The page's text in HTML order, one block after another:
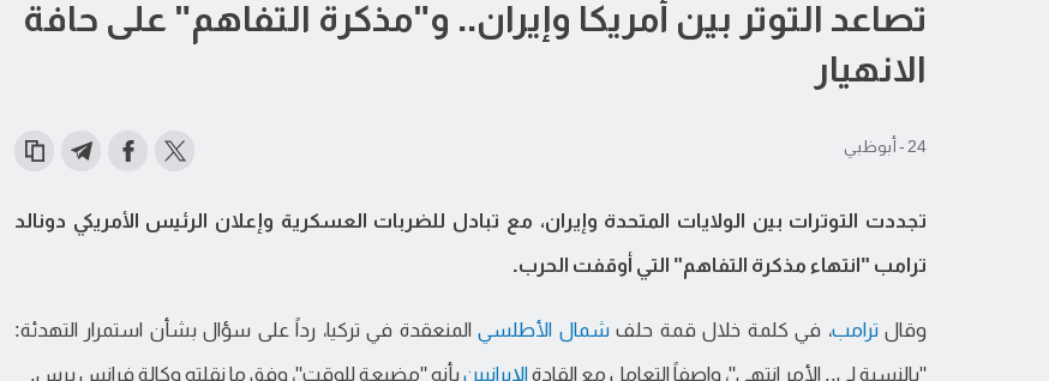
تصاعد التوتر بين أمريكا وإيران.. و"مذكرة التفاهم" على حافة
الانهيار
24 - أبوظبي
تجددت التوترات بين الولايات المتحدة وإيران، مع تبادل للضربات العسكرية وإعلان الرئيس الأمريكي دونالد
ترامب "انتهاء مذكرة التفاهم" التي أوقفت الحرب.
وقالترامب، في كلمة خلال قمة حلفشمال الأطلسيالمنعقدة في تركيا، رداً على سؤال بشأن استمرار التهدئة:
"بالنسبة لي.. الأمر انتهى"، واصفاً التعامل مع القادةالإيرانيين بأنه "مضيعة للوقت"، وفق ما نقلته وكالة فرانس برس.